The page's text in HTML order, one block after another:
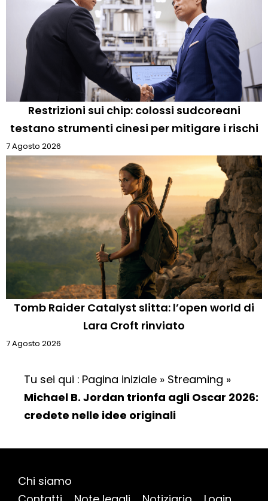
Restrizioni sui chip: colossi sudcoreani
testano strumenti cinesi per mitigare i rischi
7 Agosto 2026
Tomb Raider Catalyst slitta: l’open world di
Lara Croft rinviato
7 Agosto 2026
Tu sei qui : Pagina iniziale » Streaming »
Michael B. Jordan trionfa agli Oscar 2026:
credete nelle idee originali
Chi siamo